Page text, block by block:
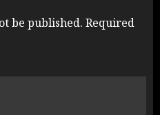
be published. Required